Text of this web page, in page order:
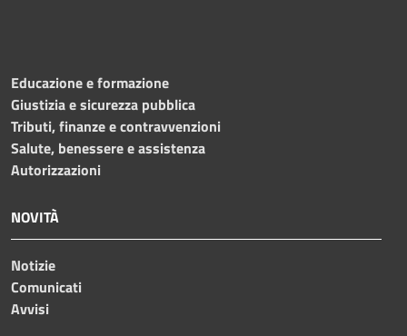
Educazione e formazione
Giustizia e sicurezza pubblica
Tributi, finanze e contravvenzioni
Salute, benessere e assistenza
Autorizzazioni
NOVITÀ
Notizie
Comunicati
Avvisi